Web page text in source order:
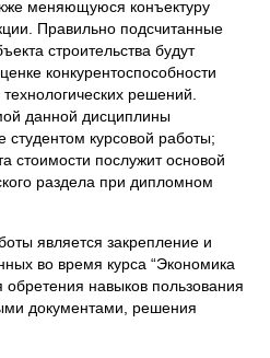
меняющуюся конъектуру
Правильно подсчитанные
строительства будут
конкурентоспособности
решений.
данной дисциплины
курсовой работы;
стоимости послужит основой
раздела при дипломном
является закрепление и
во время курса “Экономика
обретения навыков пользования
документами, решения